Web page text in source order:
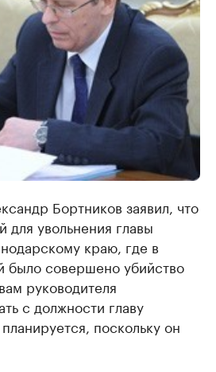
Бортников заявил, что
для увольнения главы
краю, где в
было совершено убийство
руководителя
с должности главу
поскольку он